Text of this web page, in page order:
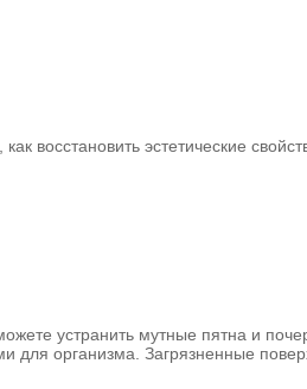
восстановить эстетические
устранить мутные пятна и
для организма. Загрязненные